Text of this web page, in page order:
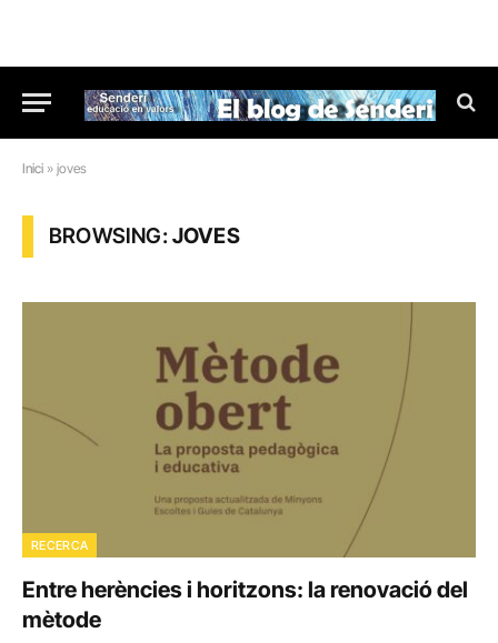
Inici » joves
BROWSING:JOVES
RECERCA
Entre herències i horitzons: la renovació del
mètode